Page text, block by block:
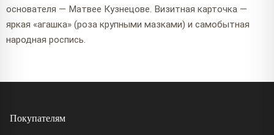
основателя — Матвее Кузнецове. Визитная карточка —
яркая «агашка» (роза крупными мазками) и самобытная
народная роспись.
Покупателям